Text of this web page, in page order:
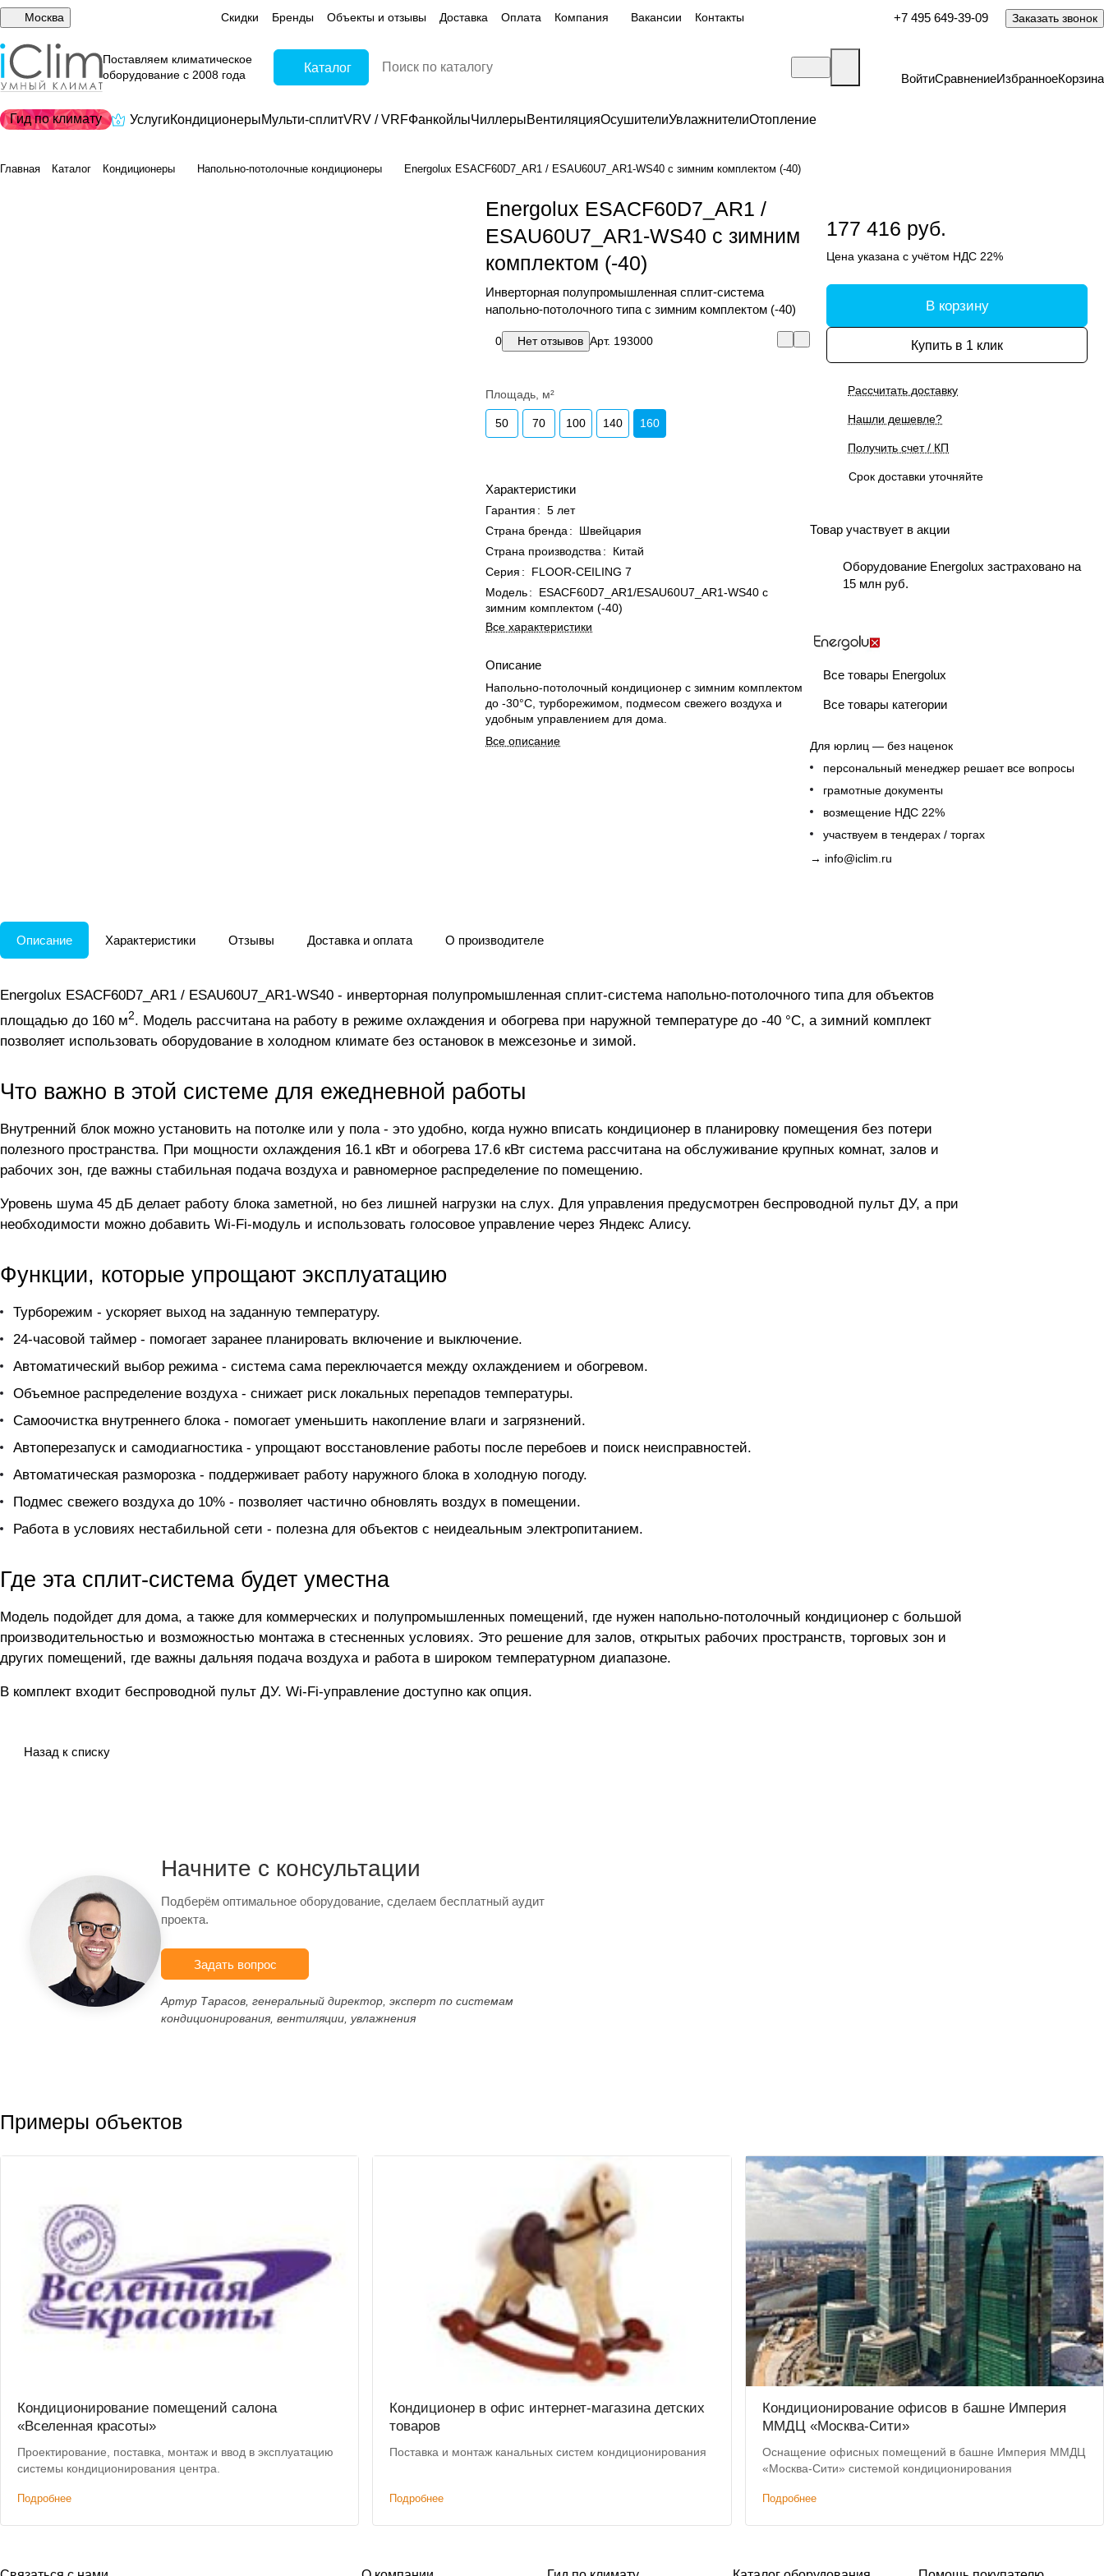
Москва Скидки Бренды Объекты и отзывы Доставка Оплата Компания Вакансии Контакты +7 495 649-39-09 Заказать звонок
Поставляем климатическое
оборудование с 2008 года
Каталог
ВойтиСравнениеИзбранноеКорзина
Гид по климату УслугиКондиционерыМульти-сплитVRV / VRFФанкойлыЧиллерыВентиляцияОсушителиУвлажнителиОтопление
Главная Каталог Кондиционеры Напольно-потолочные кондиционеры Energolux ESACF60D7_AR1 / ESAU60U7_AR1-WS40 с зимним комплектом (-40)
Energolux ESACF60D7_AR1 /
ESAU60U7_AR1-WS40 с зимним
комплектом (-40)
Инверторная полупромышленная сплит-система
напольно-потолочного типа с зимним комплектом (-40)
0 Нет отзывов Арт. 193000
Площадь, м²
50 70 100 140 160
Характеристики
Гарантия : 5 лет
Страна бренда :
Швейцария
Страна производства :
Китай
Серия :
FLOOR-CEILING 7
Модель:
ESACF60D7_AR1/ESAU60U7_AR1-WS40 с
зимним комплектом (-40)
Все характеристики
Описание
Напольно-потолочный кондиционер с зимним комплектом
до -30°C, турборежимом, подмесом свежего воздуха и
удобным управлением для дома.
Все описание
177 416 руб.
Цена указана с учётом НДС 22%
В корзину
Купить в 1 клик
Рассчитать доставку
Нашли дешевле?
Получить счет / КП
Срок доставки уточняйте
Товар участвует в акции
Оборудование Energolux застраховано на
15 млн руб.
Все товары Energolux
Все товары категории
Для юрлиц — без наценок
персональный менеджер решает все вопросы
грамотные документы
возмещение НДС 22%
участвуем в тендерах / торгах
→ info@iclim.ru
Описание Характеристики Отзывы Доставка и оплата О производителе
Energolux ESACF60D7_AR1 / ESAU60U7_AR1-WS40 - инверторная полупромышленная сплит-система напольно-потолочного типа для объектов
площадью до 160 м2. Модель рассчитана на работу в режиме охлаждения и обогрева при наружной температуре до -40 °C, а зимний комплект
позволяет использовать оборудование в холодном климате без остановок в межсезонье и зимой.
Что важно в этой системе для ежедневной работы
Внутренний блок можно установить на потолке или у пола - это удобно, когда нужно вписать кондиционер в планировку помещения без потери
полезного пространства. При мощности охлаждения 16.1 кВт и обогрева 17.6 кВт система рассчитана на обслуживание крупных комнат, залов и
рабочих зон, где важны стабильная подача воздуха и равномерное распределение по помещению.
Уровень шума 45 дБ делает работу блока заметной, но без лишней нагрузки на слух. Для управления предусмотрен беспроводной пульт ДУ, а при
необходимости можно добавить Wi-Fi-модуль и использовать голосовое управление через Яндекс Алису.
Функции, которые упрощают эксплуатацию
Турборежим - ускоряет выход на заданную температуру.
24-часовой таймер - помогает заранее планировать включение и выключение.
Автоматический выбор режима - система сама переключается между охлаждением и обогревом.
Объемное распределение воздуха - снижает риск локальных перепадов температуры.
Самоочистка внутреннего блока - помогает уменьшить накопление влаги и загрязнений.
Автоперезапуск и самодиагностика - упрощают восстановление работы после перебоев и поиск неисправностей.
Автоматическая разморозка - поддерживает работу наружного блока в холодную погоду.
Подмес свежего воздуха до 10% - позволяет частично обновлять воздух в помещении.
Работа в условиях нестабильной сети - полезна для объектов с неидеальным электропитанием.
Где эта сплит-система будет уместна
Модель подойдет для дома, а также для коммерческих и полупромышленных помещений, где нужен напольно-потолочный кондиционер с большой
производительностью и возможностью монтажа в стесненных условиях. Это решение для залов, открытых рабочих пространств, торговых зон и
других помещений, где важны дальняя подача воздуха и работа в широком температурном диапазоне.
В комплект входит беспроводной пульт ДУ. Wi-Fi-управление доступно как опция.
Назад к списку
Начните с консультации
Подберём оптимальное оборудование, сделаем бесплатный аудит
проекта.
Задать вопрос
Артур Тарасов, генеральный директор, эксперт по системам
кондиционирования, вентиляции, увлажнения
Примеры объектов
Кондиционирование помещений салона
«Вселенная красоты»
Проектирование, поставка, монтаж и ввод в эксплуатацию
системы кондиционирования центра.
Подробнее
Кондиционер в офис интернет-магазина детских
товаров
Поставка и монтаж канальных систем кондиционирования
Подробнее
Кондиционирование офисов в башне Империя
ММДЦ «Москва-Сити»
Оснащение офисных помещений в башне Империя ММДЦ
«Москва-Сити» системой кондиционирования
Подробнее